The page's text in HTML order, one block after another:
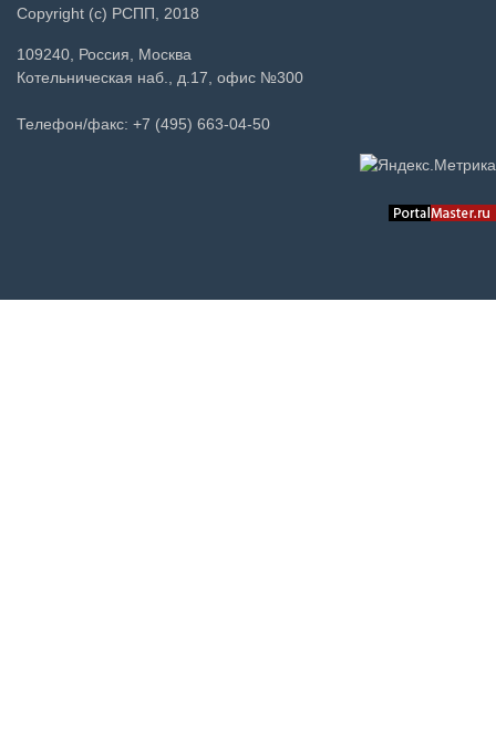
Copyright (c) РСПП, 2018
109240, Россия, Москва
Котельническая наб., д.17, офис №300
Телефон/факс: +7 (495) 663-04-50